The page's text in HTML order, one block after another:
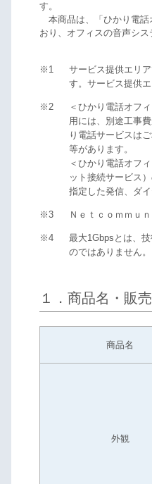
す。
本商品は、「ひかり電話
おり、オフィスの音声シ
※1
サービス提供エリ
す。サービス提供
※2
＜ひかり電話オフ
用には、別途工事
り電話サービスは
等があります。
＜ひかり電話オフ
ット接続サービス
指定した発信、ダ
※3 Ｎｅｔｃｏｍｍｕ
※4
最大1Gbpsとは、
のではありません。
１．商品名・販
商品名
外観